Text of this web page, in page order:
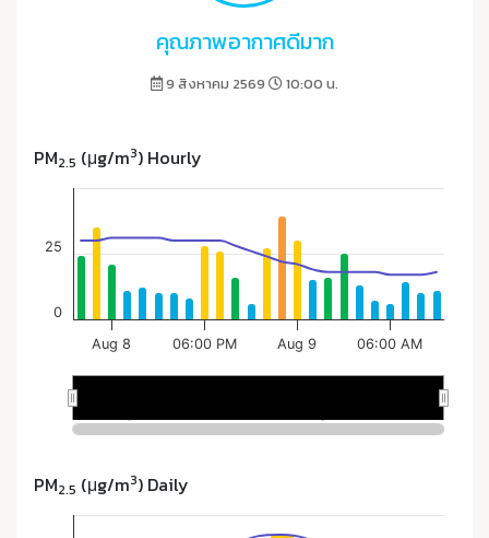
คุณภาพอากาศดีมาก
9 สิงหาคม 2569 10:00 น.
PM2.5 (μg/m3) Hourly
PM2.5 (μg/m3) Daily